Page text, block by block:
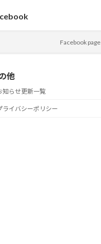
Facebook page
他
知らせ更新一覧
ライバシーポリシー